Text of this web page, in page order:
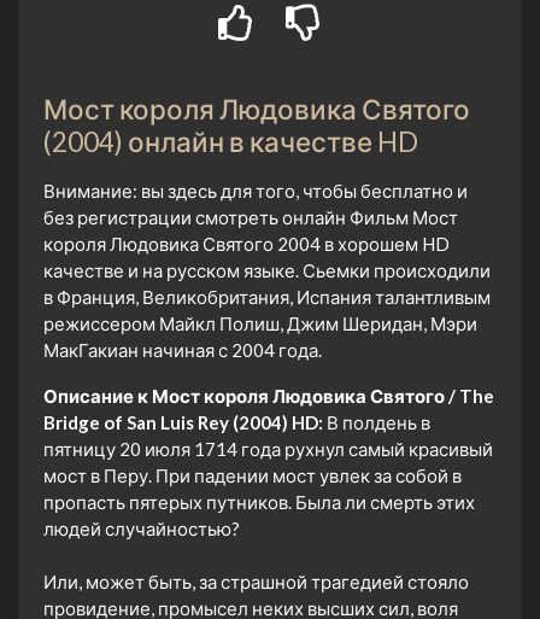
Мост короля Людовика Святого
(2004) онлайн в качестве HD
Внимание: вы здесь для того, чтобы бесплатно и
без регистрации смотреть онлайн Фильм Мост
короля Людовика Святого 2004 в хорошем HD
качестве и на русском языке. Сьемки происходили
в Франция, Великобритания, Испания талантливым
режиссером Майкл Полиш, Джим Шеридан, Мэри
МакГакиан начиная с 2004 года.
Описание к Мост короля Людовика Святого / The
Bridge of San Luis Rey (2004) HD: В полдень в
пятницу 20 июля 1714 года рухнул самый красивый
мост в Перу. При падении мост увлек за собой в
пропасть пятерых путников. Была ли смерть этих
людей случайностью?
Или, может быть, за страшной трагедией стояло
провидение, промысел неких высших сил, воля